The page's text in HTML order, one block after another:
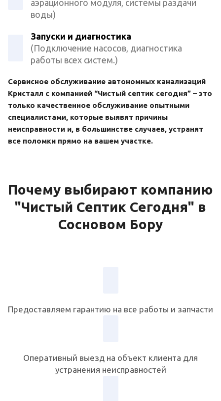
аэрационного модуля, системы раздачи
воды)
Запуски и диагностика
(Подключение насосов, диагностика
работы всех систем.)
Сервисное обслуживание автономных канализаций
Кристалл с компанией “Чистый септик сегодня” – это
только качественное обслуживание опытными
специалистами, которые выявят причины
неисправности и, в большинстве случаев, устранят
все поломки прямо на вашем участке.
Почему выбирают компанию
"Чистый Септик Сегодня" в
Сосновом Бору
Предоставляем гарантию на все работы и запчасти
Оперативный выезд на объект клиента для
устранения неисправностей